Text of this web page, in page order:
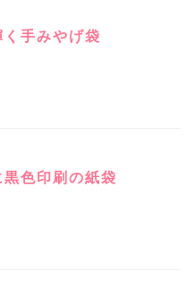
く手みやげ袋
黒色印刷の紙袋